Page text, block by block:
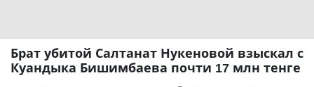
Брат убитой Салтанат Нукеновой взыскал с
Куандыка Бишимбаева почти 17 млн тенге